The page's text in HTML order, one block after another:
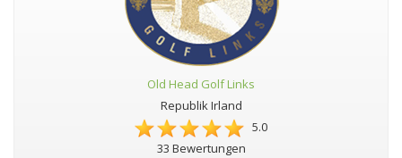
Old Head Golf Links
Republik Irland
5.0
33 Bewertungen